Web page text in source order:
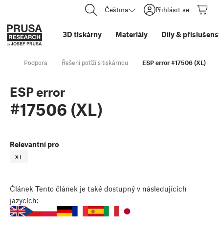
Čeština Přihlásit se
3D tiskárny Materiály Díly&
Podpora Řešení potíží s tiskárnou ESP error #17506 (XL)
ESP error
#17506 (XL)
Relevantní pro
XL
Článek Tento článek je také dostupný v následujících
jazycích: